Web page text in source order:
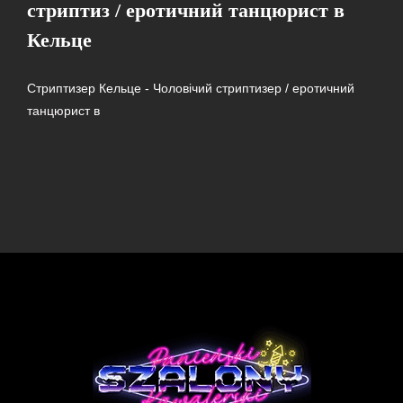
стриптиз / еротичний танцюрист в
Кельце
Стриптизер Кельце - Чоловічий стриптизер / еротичний
танцюрист в